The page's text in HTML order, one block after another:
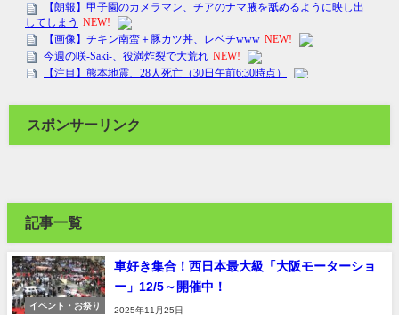
スポンサーリンク
記事一覧
イベント・お祭り
車好き集合！西日本最大級「大阪モーターショ
ー」12/5～開催中！
2025年11月25日